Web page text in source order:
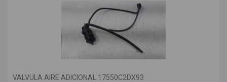
VALVULA AIRE ADICIONAL 17550C2DX93